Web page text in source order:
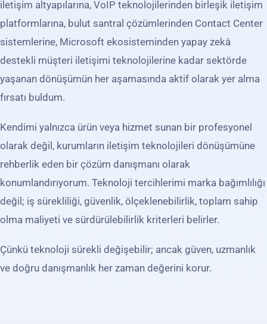
iletişim altyapılarına, VoIP teknolojilerinden birleşik iletişim
platformlarına, bulut santral çözümlerinden Contact Center
sistemlerine, Microsoft ekosisteminden yapay zekâ
destekli müşteri iletişimi teknolojilerine kadar sektörde
yaşanan dönüşümün her aşamasında aktif olarak yer alma
fırsatı buldum.
Kendimi yalnızca ürün veya hizmet sunan bir profesyonel
olarak değil, kurumların iletişim teknolojileri dönüşümüne
rehberlik eden bir çözüm danışmanı olarak
konumlandırıyorum. Teknoloji tercihlerimi marka bağımlılığı
değil; iş sürekliliği, güvenlik, ölçeklenebilirlik, toplam sahip
olma maliyeti ve sürdürülebilirlik kriterleri belirler.
Çünkü teknoloji sürekli değişebilir; ancak güven, uzmanlık
ve doğru danışmanlık her zaman değerini korur.